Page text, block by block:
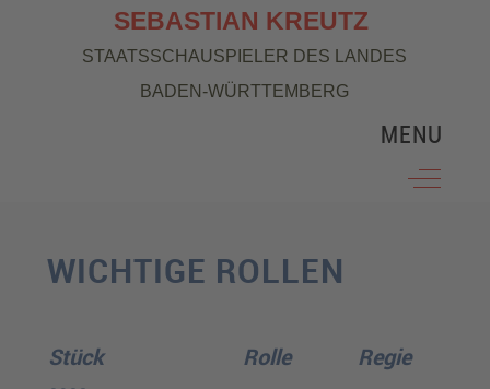
SEBASTIAN KREUTZ
STAATSSCHAUSPIELER DES LANDES
BADEN-WÜRTTEMBERG
MENU
Off-
WICHTIGE ROLLEN
Stück Rolle Regie